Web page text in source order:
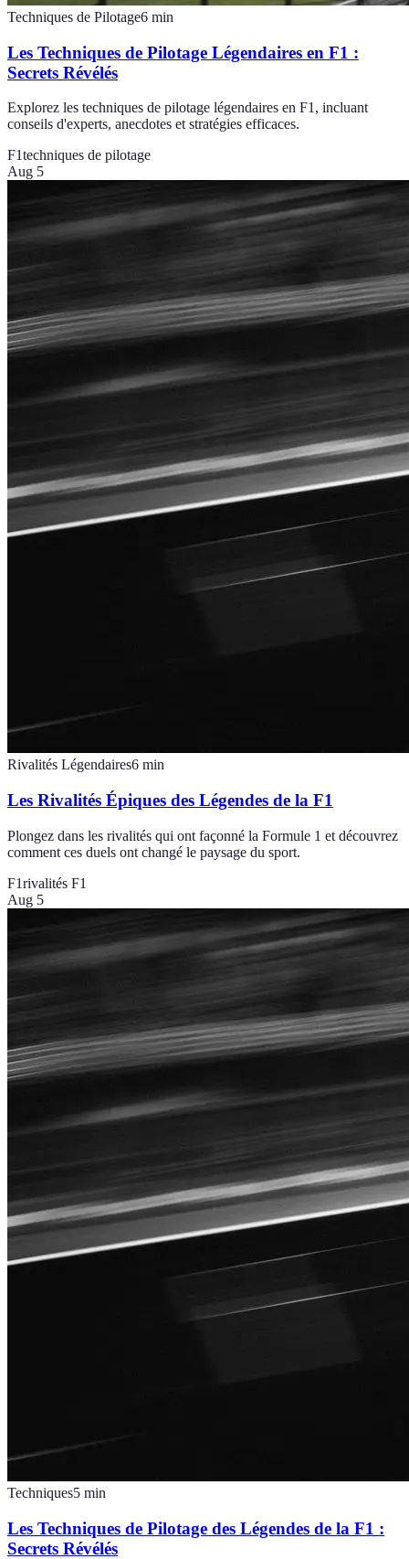
Techniques de Pilotage6 min
Les Techniques de Pilotage Légendaires en F1 :
Secrets Révélés
Explorez les techniques de pilotage légendaires en F1, incluant
conseils d'experts, anecdotes et stratégies efficaces.
F1techniques de pilotage
Aug 5
Rivalités Légendaires6 min
Les Rivalités Épiques des Légendes de la F1
Plongez dans les rivalités qui ont façonné la Formule 1 et découvrez
comment ces duels ont changé le paysage du sport.
F1rivalités F1
Aug 5
Techniques5 min
Les Techniques de Pilotage des Légendes de la F1 :
Secrets Révélés